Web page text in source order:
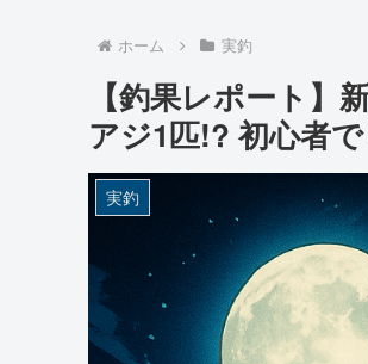
ホーム 実釣
【釣果レポート
アジ1匹!? 初心者
実釣